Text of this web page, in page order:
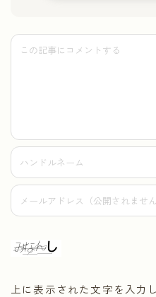
上に表示された文字を入力